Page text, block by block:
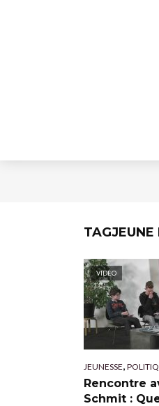
TAGJEUNE
VIDÉO
JEUNESSE,
Rencontre
Schmit :